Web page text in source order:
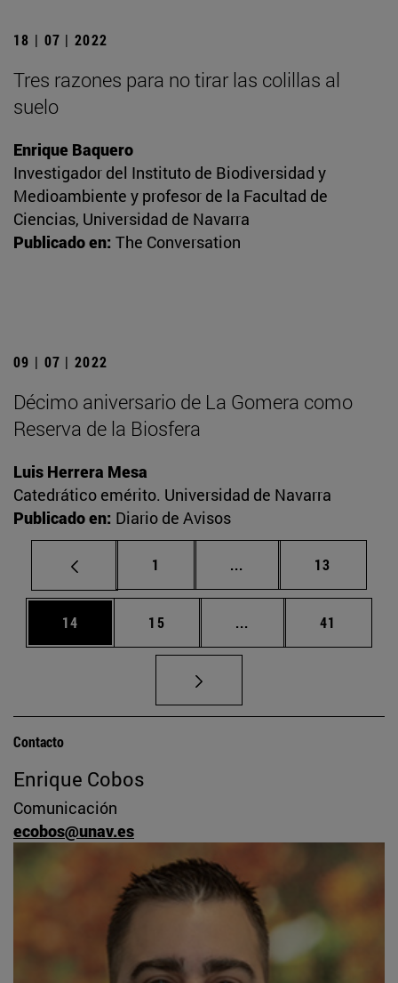
18 | 07 | 2022
Tres razones para no tirar las colillas al
suelo
Enrique Baquero
Investigador del Instituto de Biodiversidad y
Medioambiente y profesor de la Facultad de
Ciencias, Universidad de Navarra
Publicado en: The Conversation
09 | 07 | 2022
Décimo aniversario de La Gomera como
Reserva de la Biosfera
Luis Herrera Mesa
Catedrático emérito. Universidad de Navarra
Publicado en: Diario de Avisos
Página
1 ... Páginas intermedias
Página
13
Página
14 Página
15 ... Páginas intermedias
Página
41
Contacto
Enrique Cobos
Comunicación
ecobos@unav.es